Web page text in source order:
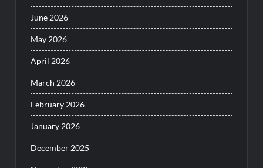
June 2026
May 2026
April 2026
March 2026
February 2026
January 2026
December 2025